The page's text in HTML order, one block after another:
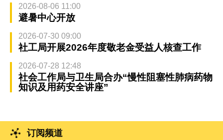
2026-08-06 11:00
避暑中心开放
2026-07-30 09:00
社工局开展2026年度敬老金受益人核查工作
2026-07-28 12:48
社会工作局与卫生局合办“慢性阻塞性肺病药物
知识及用药安全讲座”
订阅频道